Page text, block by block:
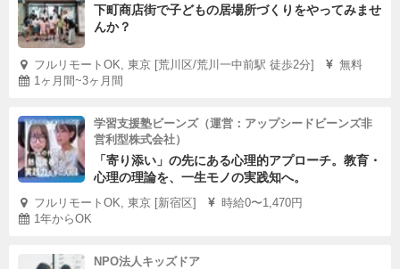
下町商店街で子どもの居場所づくりをやってみませ
んか？
フルリモートOK, 東京 [荒川区/荒川一中前駅 徒歩2分]
無料
1ヶ月間~3ヶ月間
学習支援塾ビーンズ（運営：アップシードビーンズ非
営利型株式会社）
「寄り添い」の先にある心理的アプローチ。教育・
心理の理論を、一生モノの実践知へ。
フルリモートOK, 東京 [新宿区]
時給0〜1,470円
1年からOK
NPO法人キッズドア